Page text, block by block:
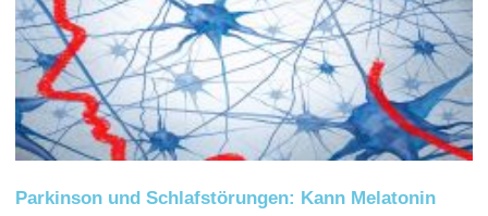
Parkinson und Schlafstörungen: Kann Melatonin